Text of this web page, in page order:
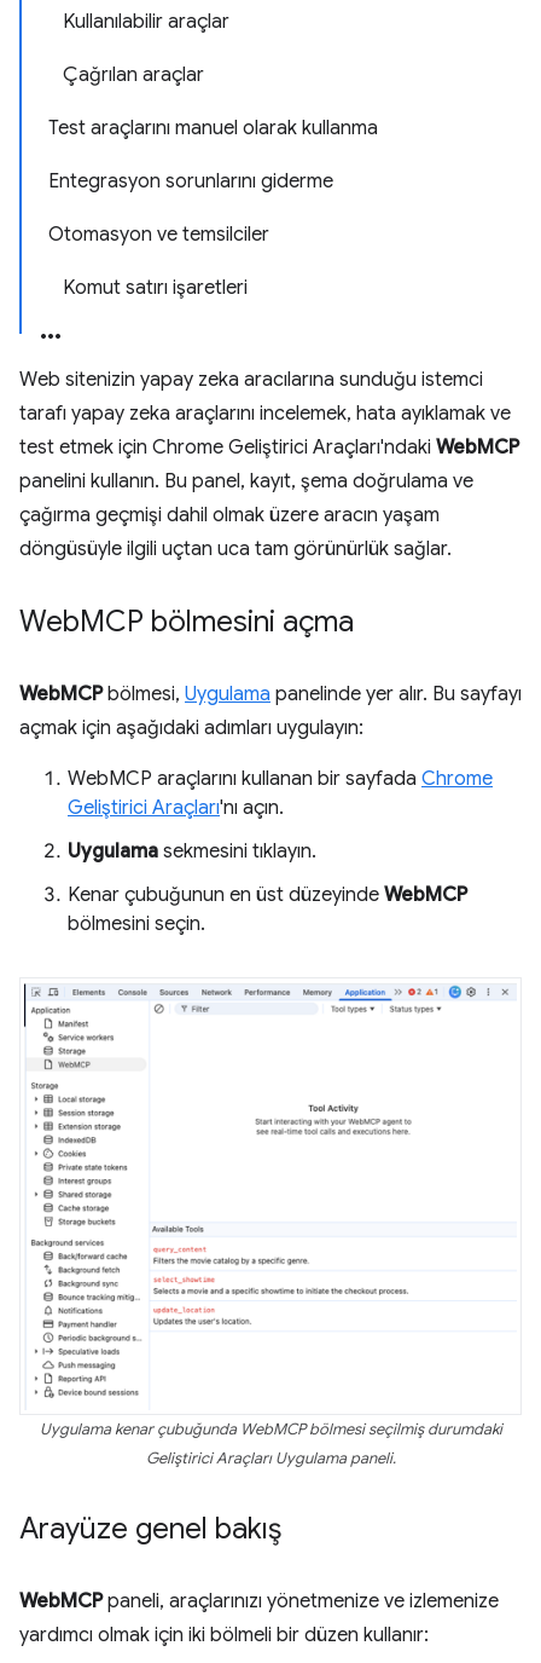
Kullanılabilir araçlar
Çağrılan araçlar
Test araçlarını manuel olarak kullanma
Entegrasyon sorunlarını giderme
Otomasyon ve temsilciler
Komut satırı işaretleri
Web sitenizin yapay zeka aracılarına sunduğu istemci
tarafı yapay zeka araçlarını incelemek, hata ayıklamak ve
test etmek için Chrome Geliştirici Araçları'ndaki WebMCP
panelini kullanın. Bu panel, kayıt, şema doğrulama ve
çağırma geçmişi dahil olmak üzere aracın yaşam
döngüsüyle ilgili uçtan uca tam görünürlük sağlar.
WebMCP bölmesini açma
WebMCPbölmesi, Uygulama panelinde yer alır. Bu sayfayı
açmak için aşağıdaki adımları uygulayın:
WebMCP araçlarını kullanan bir sayfada Chrome
Geliştirici Araçları'nı açın.
Uygulama sekmesini tıklayın.
Kenar çubuğunun en üst düzeyinde WebMCP
bölmesini seçin.
Uygulama kenar çubuğunda WebMCP bölmesi seçilmiş durumdaki
Geliştirici Araçları Uygulama paneli.
Arayüze genel bakış
WebMCPpaneli, araçlarınızı yönetmenize ve izlemenize
yardımcı olmak için iki bölmeli bir düzen kullanır: